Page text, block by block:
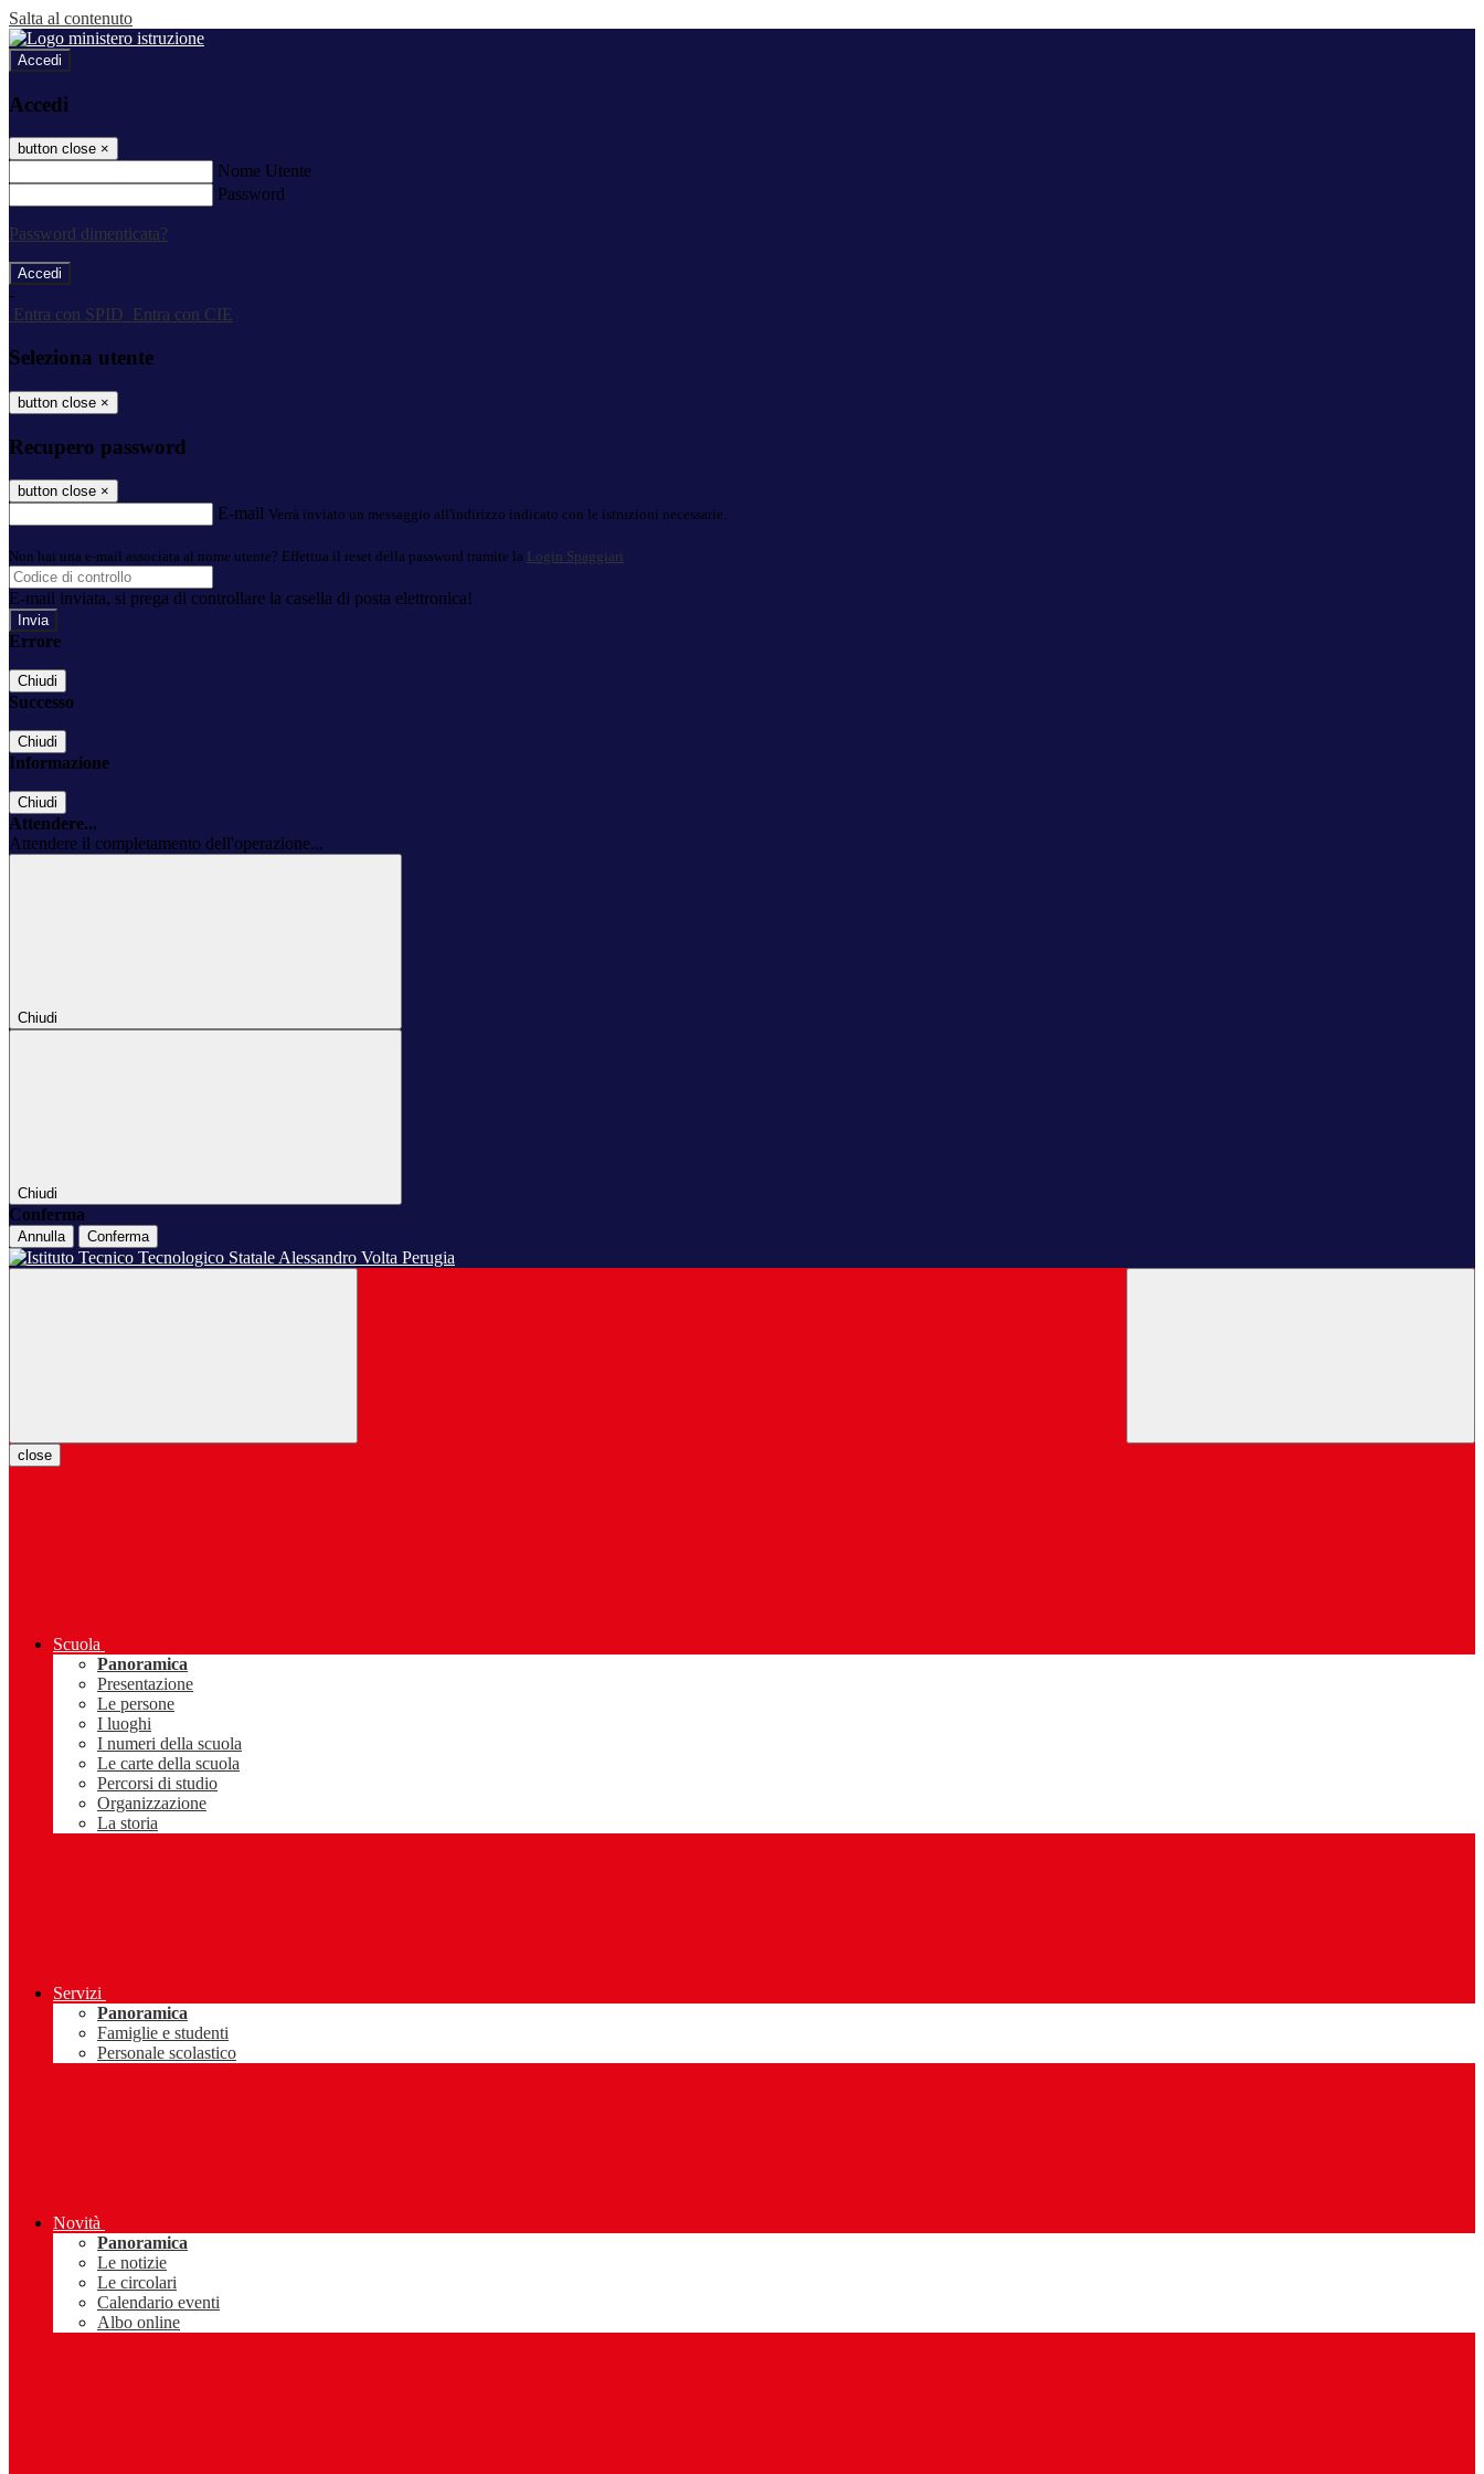
Salta al contenuto
Accedi
Accedi
button close ×
Nome Utente
Password
Password dimenticata?
-
Entra con SPID
Entra con CIE
Seleziona utente
button close ×
Recupero password
button close ×
E-mail Verrà inviato un messaggio all'indirizzo indicato con le istruzioni necessarie.
Non hai una e-mail associata al nome utente? Effettua il reset della password tramite la Login Spaggiari
E-mail inviata, si prega di controllare la casella di posta elettronica!
Errore
Chiudi
Successo
Chiudi
Informazione
Chiudi
Attendere...
Attendere il completamento dell'operazione...
Chiudi
Chiudi
Conferma
Annulla Conferma
close
Scuola
Panoramica
Presentazione
Le persone
I luoghi
I numeri della scuola
Le carte della scuola
Percorsi di studio
Organizzazione
La storia
Servizi
Panoramica
Famiglie e studenti
Personale scolastico
Novità
Panoramica
Le notizie
Le circolari
Calendario eventi
Albo online